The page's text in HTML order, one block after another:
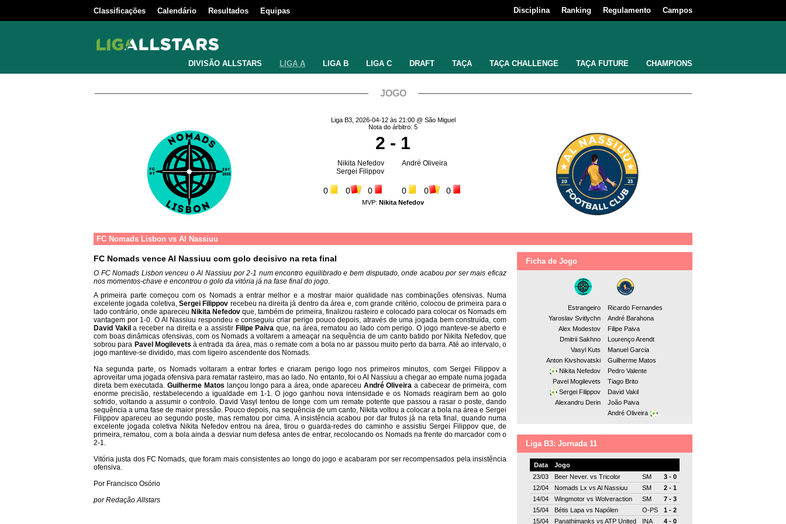
Classificações Calendário Resultados Equipas Disciplina Ranking Regulamento Campos
DIVISÃO ALLSTARS LIGA A LIGA B LIGA C DRAFT TAÇA TAÇA CHALLENGE TAÇA FUTURE CHAMPIONS
JOGO
Liga B3, 2026-04-12 às 21:00 @ São Miguel
Nota do árbitro: 5
2 - 1
Nikita Nefedov
Sergei Filippov
André Oliveira
0 0 0 0 0 0
MVP: Nikita Nefedov
FC Nomads Lisbon vs Al Nassiuu
FC Nomads vence Al Nassiuu com golo decisivo na reta final
O FC Nomads Lisbon venceu o Al Nassiuu por 2-1 num encontro equilibrado e bem disputado, onde acabou por ser mais eficaz
nos momentos-chave e encontrou o golo da vitória já na fase final do jogo.
A primeira parte começou com os Nomads a entrar melhor e a mostrar maior qualidade nas combinações ofensivas. Numa
excelente jogada coletiva, Sergei Filippov recebeu na direita já dentro da área e, com grande critério, colocou de primeira para o
lado contrário, onde apareceu Nikita Nefedovque, também de primeira, finalizou rasteiro e colocado para colocar os Nomads em
vantagem por 1-0. O Al Nassiuu respondeu e conseguiu criar perigo pouco depois, através de uma jogada bem construída, com
David Vakil a receber na direita e a assistir Filipe Paiva que, na área, rematou ao lado com perigo. O jogo manteve-se aberto e
com boas dinâmicas ofensivas, com os Nomads a voltarem a ameaçar na sequência de um canto batido por Nikita Nefedov, que
sobrou para Pavel Mogilevets à entrada da área, mas o remate com a bola no ar passou muito perto da barra. Até ao intervalo, o
jogo manteve-se dividido, mas com ligeiro ascendente dos Nomads.
Na segunda parte, os Nomads voltaram a entrar fortes e criaram perigo logo nos primeiros minutos, com Sergei Filippov a
aproveitar uma jogada ofensiva para rematar rasteiro, mas ao lado. No entanto, foi o Al Nassiuu a chegar ao empate numa jogada
direta bem executada.Guilherme Matos lançou longo para a área, onde apareceu André Oliveira a cabecear de primeira, com
enorme precisão, restabelecendo a igualdade em 1-1. O jogo ganhou nova intensidade e os Nomads reagiram bem ao golo
sofrido, voltando a assumir o controlo. David Vasyl tentou de longe com um remate potente que passou a rasar o poste, dando
sequência a uma fase de maior pressão. Pouco depois, na sequência de um canto, Nikita voltou a colocar a bola na área e Sergei
Filippov apareceu ao segundo poste, mas rematou por cima. A insistência acabou por dar frutos já na reta final, quando numa
excelente jogada coletiva Nikita Nefedov entrou na área, tirou o guarda-redes do caminho e assistiu Sergei Filippov que, de
primeira, rematou, com a bola ainda a desviar num defesa antes de entrar, recolocando os Nomads na frente do marcador com o
2-1.
Vitória justa dos FC Nomads, que foram mais consistentes ao longo do jogo e acabaram por ser recompensados pela insistência
ofensiva.
Por Francisco Osório
por Redação Allstars
Ficha de Jogo
Estrangeiro
Ricardo Fernandes
Yaroslav Svitlychn
André Barahona
Alex Modestov
Filipe Paiva
Dmitrii Sakhno
Lourenço Arendt
Vasyl Kuts
Manuel Garcia
Anton Kivshovatski
Guilherme Matos
Nikita Nefedov
Pedro Valente
Pavel Mogilevets
Tiago Brito
Sergei Filippov
David Vakil
Alexandru Derin
João Paiva
André Oliveira
Liga B3: Jornada 11
Data
Jogo
23/03
Beer Never. vs Tricolor SM
3 - 0
12/04
Nomads Lx vs Al Nassiuu SM
2 - 1
14/04
Wingmotor vs Wolveraction SM
7 - 3
15/04
Bétis Lapa vs Napólen O-PS
1 - 2
15/04
Panathimanks vs ATP United INA 4 - 0